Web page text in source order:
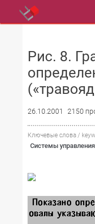
Рис. 8.
26.10.2001 2150
Ключевые слова /
Системы